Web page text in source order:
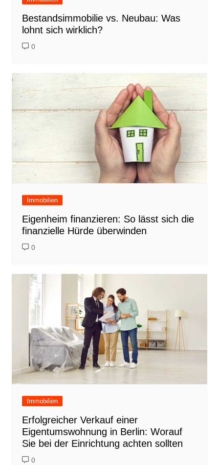
Bestandsimmobilie vs. Neubau: Was
lohnt sich wirklich?
0
Immobilien
Eigenheim finanzieren: So lässt sich die
finanzielle Hürde überwinden
0
Immobilien
Erfolgreicher Verkauf einer
Eigentumswohnung in Berlin: Worauf
Sie bei der Einrichtung achten sollten
0